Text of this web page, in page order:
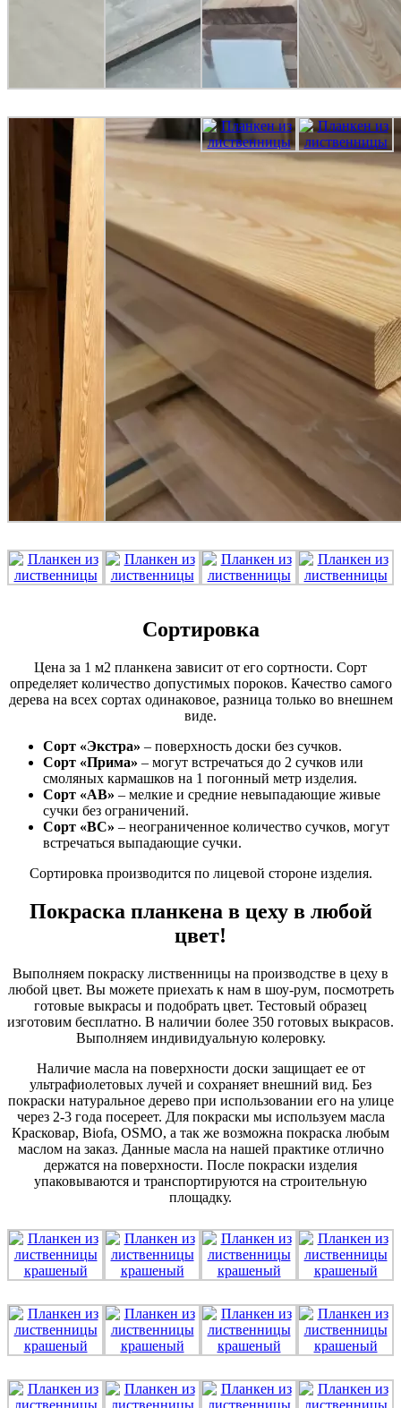
Сортировка
Цена за 1 м2 планкена зависит от его сортности. Сорт
определяет количество допустимых пороков. Качество самого
дерева на всех сортах одинаковое, разница только во внешнем
виде.
Сорт «Экстра» – поверхность доски без сучков.
Сорт «Прима» – могут встречаться до 2 сучков или
смоляных кармашков на 1 погонный метр изделия.
Сорт «АВ» – мелкие и средние невыпадающие живые
сучки без ограничений.
Сорт «ВС» – неограниченное количество сучков, могут
встречаться выпадающие сучки.
Сортировка производится по лицевой стороне изделия.
Покраска планкена в цеху в любой
цвет!
Выполняем покраску лиственницы на производстве в цеху в
любой цвет. Вы можете приехать к нам в шоу-рум, посмотреть
готовые выкрасы и подобрать цвет. Тестовый образец
изготовим бесплатно. В наличии более 350 готовых выкрасов.
Выполняем индивидуальную колеровку.
Наличие масла на поверхности доски защищает ее от
ультрафиолетовых лучей и сохраняет внешний вид. Без
покраски натуральное дерево при использовании его на улице
через 2-3 года посереет. Для покраски мы используем масла
Красковар, Biofa, OSMO, а так же возможна покраска любым
маслом на заказ. Данные масла на нашей практике отлично
держатся на поверхности. После покраски изделия
упаковываются и транспортируются на строительную
площадку.